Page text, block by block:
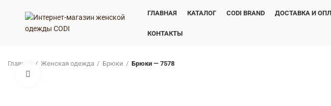
ГЛАВНАЯ КАТАЛОГ CODI BRAND ДОСТАВКА И
КОНТАКТЫ
Главная Женская одежда Брюки Брюки — 7578